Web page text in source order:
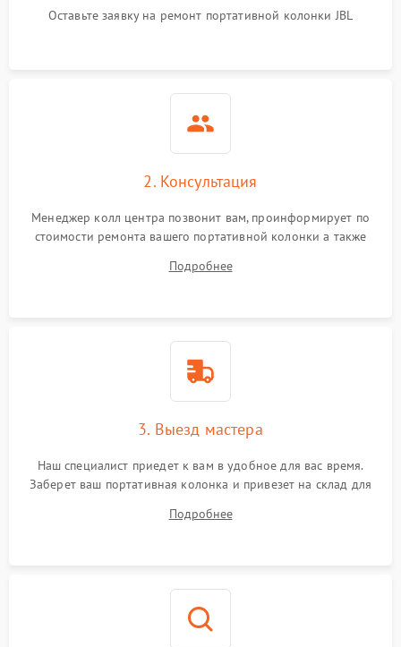
Оставьте заявку на ремонт портативной колонки JBL
2. Консультация
Менеджер колл центра позвонит вам, проинформирует по
стоимости ремонта вашего портативной колонки а также
Подробнее
3. Выезд мастера
Наш специалист приедет к вам в удобное для вас время.
Заберет ваш портативная колонка и привезет на склад для
Подробнее